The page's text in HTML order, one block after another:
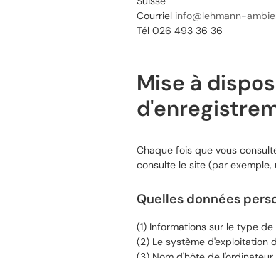
Courriel info@lehmann-
Tél 026 493 36 36
Mise à
Chaque fois que vous
consulte le site (par
Quelles données
(1) Informations sur le type
(2) Le système d'exploitation